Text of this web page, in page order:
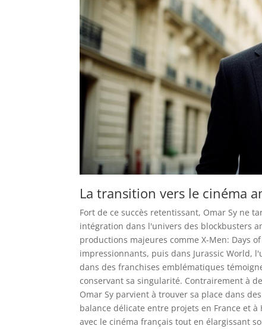
La transition vers le cinéma
Fort de ce succès retentissant, Omar Sy ne
intégration dans l'univers des blockbusters
productions majeures comme X-Men: Days
impressionnants, puis dans Jurassic World,
dans des franchises emblématiques
conservant sa singularité. Contrairement à
Omar Sy parvient à trouver sa place dans
balance délicate entre projets en France et
avec le cinéma français tout en élargissant